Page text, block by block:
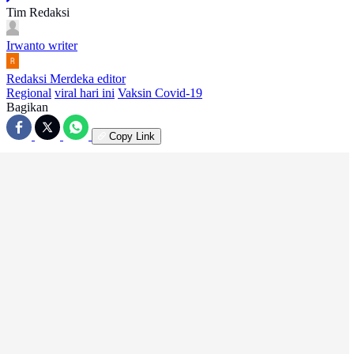
Tim Redaksi
Irwanto writer
Redaksi Merdeka editor
Regional viral hari ini Vaksin Covid-19
Bagikan
Copy Link